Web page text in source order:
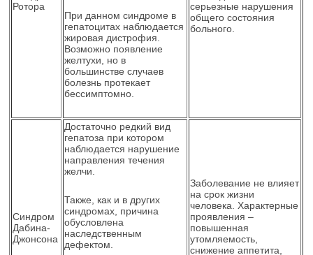
Ротора
При данном синдроме в
гепатоцитах наблюдается
жировая дистрофия.
Возможно появление
желтухи, но в
большинстве случаев
болезнь протекает
бессимптомно.
серьезные нарушения
общего состояния
больного.
Синдром
Дабина-
Джонсона
Достаточно редкий вид
гепатоза при котором
наблюдается нарушение
направления течения
желчи.
Также, как и в других
синдромах, причина
обусловлена
наследственным
дефектом.
Заболевание не влияет
на срок жизни
человека. Характерные
проявления –
повышенная
утомляемость,
снижение аппетита,